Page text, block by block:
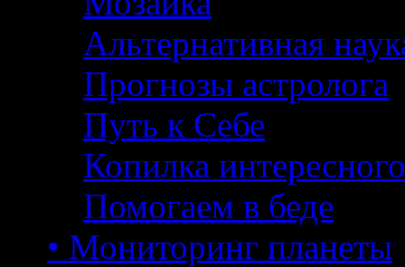
Альтернативная
Прогнозы астролога
Путь к Себе
Копилка интересного
Помогаем в беде
• Мониторинг планеты